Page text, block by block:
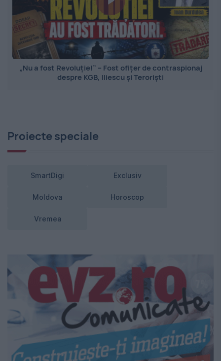
„Nu a fost Revoluție!” – Fost ofițer de contraspionaj
despre KGB, Iliescu și Teroriști
Proiecte speciale
SmartDigi Exclusiv
Moldova Horoscop
Vremea